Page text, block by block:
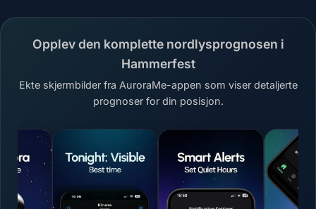
Opplev den komplette nordlysprognosen i
Hammerfest
Ekte skjermbilder fra AuroraMe-appen som viser detaljerte
prognoser for din posisjon.